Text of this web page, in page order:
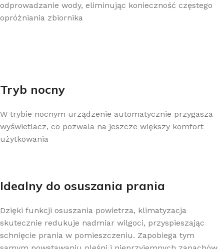
odprowadzanie wody, eliminując konieczność częstego
opróżniania zbiornika
Tryb nocny
W trybie nocnym urządzenie automatycznie przygasza
wyświetlacz, co pozwala na jeszcze większy komfort
użytkowania
Idealny do osuszania prania
Dzięki funkcji osuszania powietrza, klimatyzacja
skutecznie redukuje nadmiar wilgoci, przyspieszając
schnięcie prania w pomieszczeniu. Zapobiega tym